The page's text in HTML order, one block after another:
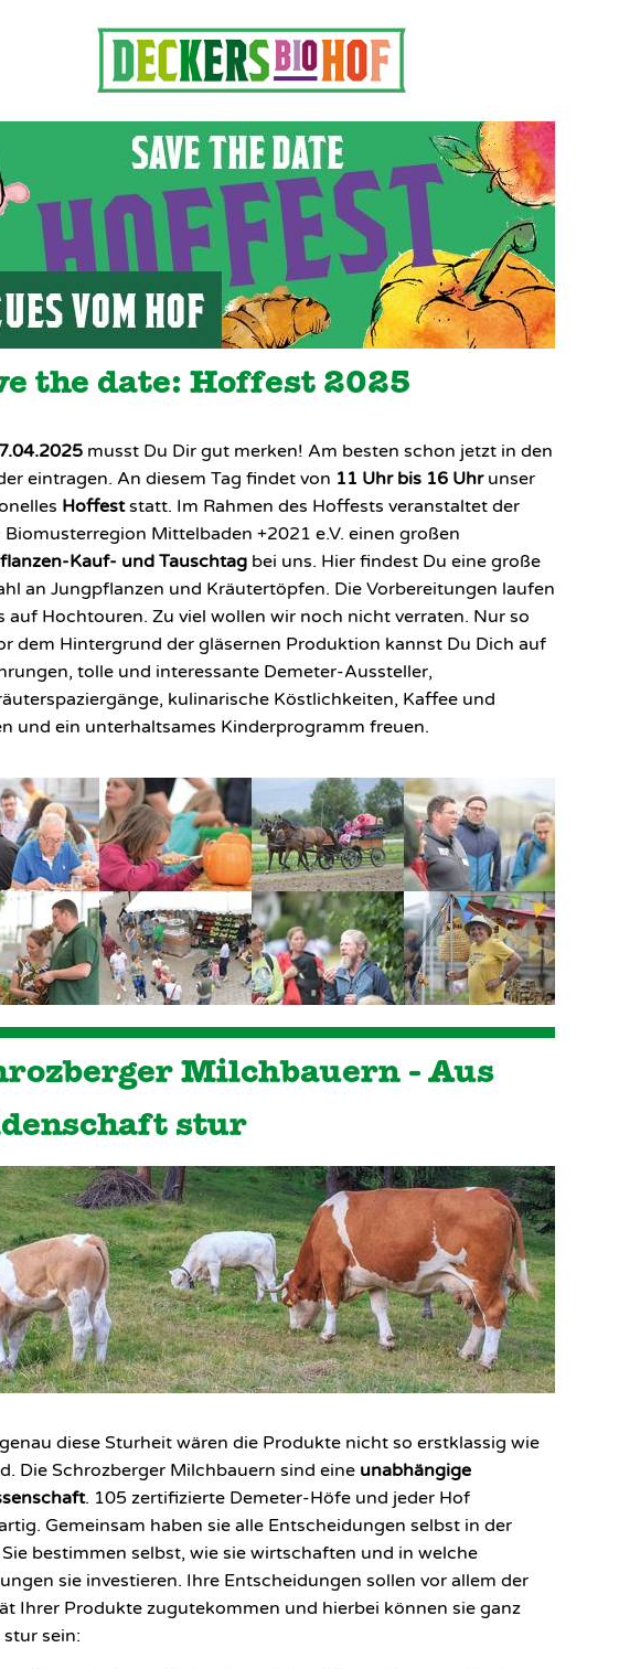
the date: Hoffest 2025
musst Du Dir gut merken! Am besten schon jetzt in den
eintragen. An diesem Tag findet von 11 Uhr bis 16 Uhrunser
Hoffeststatt. Im Rahmen des Hoffests veranstaltet der
Biomusterregion Mittelbaden +2021 e.V. einen großen
Kauf- und Tauschtag bei uns. Hier findest Du eine große
an Jungpflanzen und Kräutertöpfen. Die Vorbereitungen laufen
auf Hochtouren. Zu viel wollen wir noch nicht verraten. Nur so
dem Hintergrund der gläsernen Produktion kannst Du Dich auf
tolle und interessante Demeter-Aussteller,
kulinarische Köstlichkeiten, Kaffee und
und ein unterhaltsames Kinderprogramm freuen.
Milchbauern - Aus
stur
diese Sturheit wären die Produkte nicht so erstklassig wie
Die Schrozberger Milchbauern sind eine unabhängige
. 105 zertifizierte Demeter-Höfe und jeder Hof
Gemeinsam haben sie alle Entscheidungen selbst in der
Sie bestimmen selbst, wie sie wirtschaften und in welche
sie investieren. Ihre Entscheidungen sollen vor allem der
Ihrer Produkte zugutekommen und hierbei können sie ganz
sein: